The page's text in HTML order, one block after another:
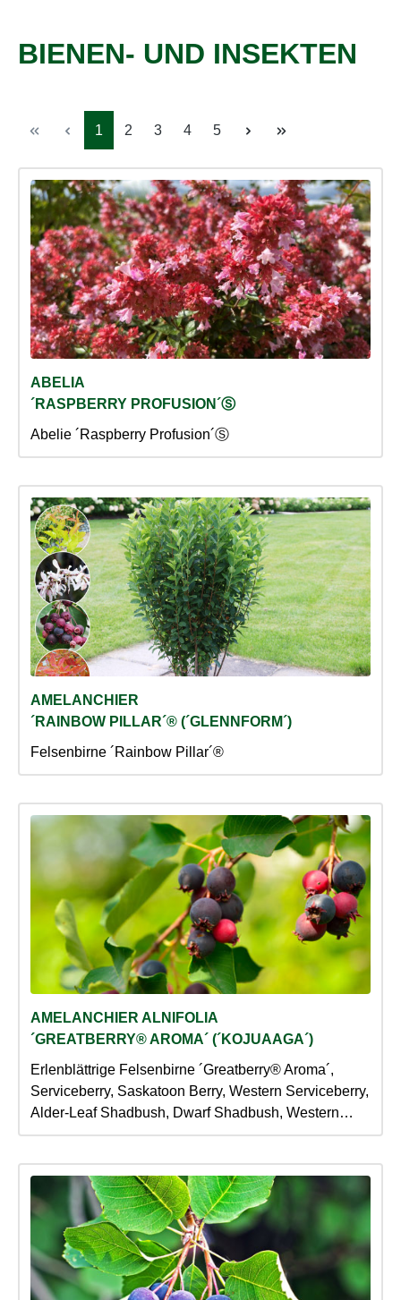
BIENEN- UND INSEKTEN
Seite
1 Seite
2 Seite
3 Seite
4 Seite
5
ABELIA
´RASPBERRY PROFUSION´Ⓢ
Abelie ´Raspberry Profusion´Ⓢ
AMELANCHIER
´RAINBOW PILLAR´® (´GLENNFORM´)
Felsenbirne ´Rainbow Pillar´®
AMELANCHIER ALNIFOLIA
´GREATBERRY® AROMA´ (´KOJUAAGA´)
Erlenblättrige Felsenbirne ´Greatberry® Aroma´,
Serviceberry, Saskatoon Berry, Western Serviceberry,
Alder-Leaf Shadbush, Dwarf Shadbush, Western
Juneberry